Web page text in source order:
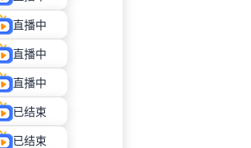
直播中
直播中
直播中
已结束
已结束